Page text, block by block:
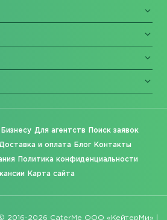
Бизнесу Для агентств Поиск заявок
Доставка и оплата Блог Контакты
Политика конфиденциальности
Карта сайта
2016-2026 CaterMe ООО «КейтерМи» |